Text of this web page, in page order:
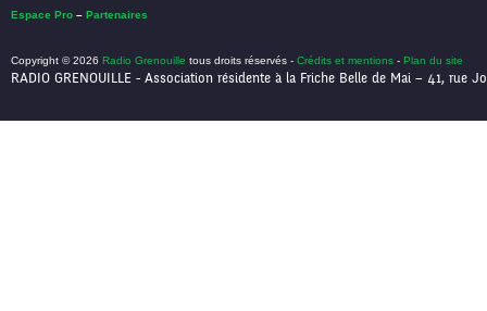
Espace Pro – Partenaires
Copyright © 2026 Radio Grenouille tous droits réservés - Crédits et mentions - Plan du site
RADIO GRENOUILLE - Association résidente à la Friche Belle de Mai – 41, rue